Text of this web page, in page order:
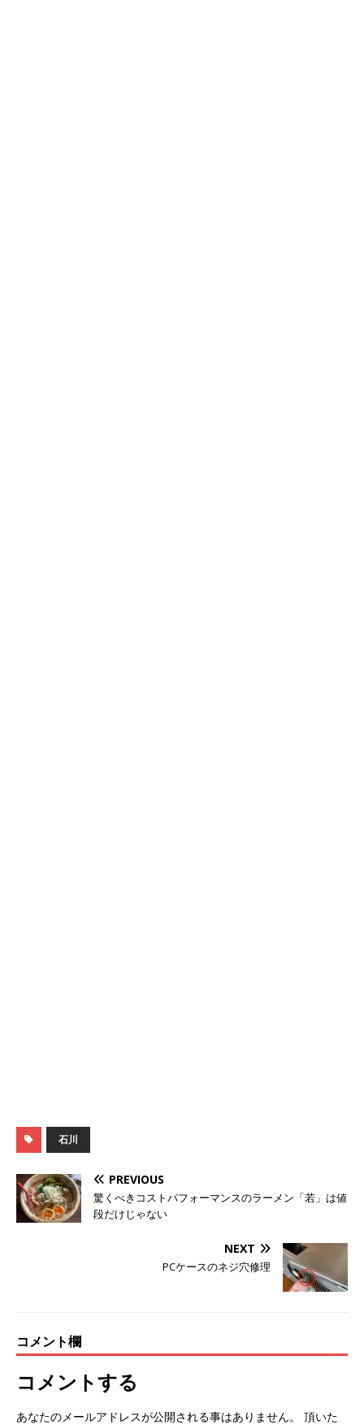
石川
PREVIOUS
驚くべきコストパフォーマンスのラーメン「若」は値
段だけじゃない
NEXT
PCケースのネジ穴修理
コメント欄
コメントする
あなたのメールアドレスが公開される事はありません。 頂いた